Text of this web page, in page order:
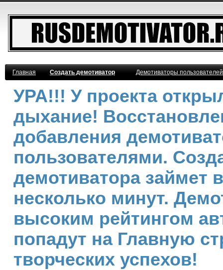
Главная Создать демотиватор Демотиваторы
УРА!!! У проекта
дыхание!
добавления
пользователями.
демотиватора займет
несколько минут.
высоким рейтингом
попадут на Главную
творческих успехов!